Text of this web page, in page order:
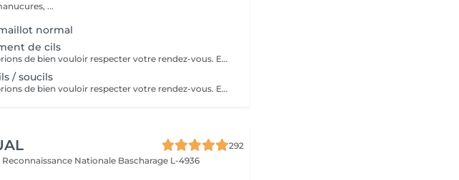
...
normal
de cils
Nous vous prions de bien vouloir respecter votre rendez-vous. En prenant rendez-vous, vous occupez une place, dont une autre personne aurait éventuellement besoin. Tout rendez-vous non annulé 24h en avance, est susceptible d'être facturé. (Si vous ne pouvez pas vous présenter à votre RDV, proposez-le éventuellement à un proche ou à un ami) Toute l'équipe de Aromas Institut vous remercie pour votre respect et votre compréhension.
/ soucils
Nous vous prions de bien vouloir respecter votre rendez-vous. En prenant rendez-vous, vous occupez une place, dont une autre personne aurait éventuellement besoin. Tout rendez-vous non annulé 24h en avance, est susceptible d'être facturé. (Si vous ne pouvez pas vous présenter à votre RDV, proposez-le éventuellement à un proche ou à un ami) Toute l'équipe de Aromas Institut vous remercie pour votre respect et votre compréhension.
292
Reconnaissance Nationale Bascharage L-4936